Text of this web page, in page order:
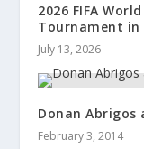
2026 FIFA
Tournament in
July 13, 2026
Donan Abrigos
February 3, 2014